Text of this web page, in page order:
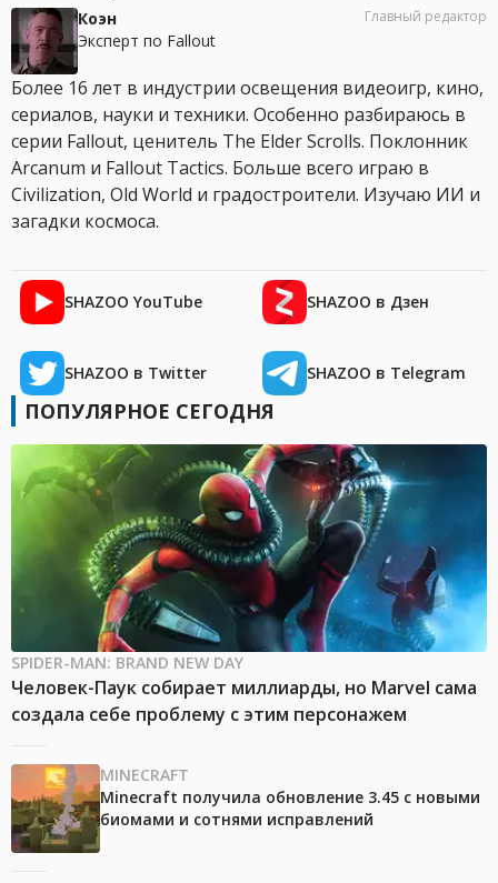
Коэн
Эксперт по Fallout
Главный редактор
Более 16 лет в индустрии освещения видеоигр, кино,
сериалов, науки и техники. Особенно разбираюсь в
серии Fallout, ценитель The Elder Scrolls. Поклонник
Arcanum и Fallout Tactics. Больше всего играю в
Civilization, Old World и градостроители. Изучаю ИИ и
загадки космоса.
SHAZOO YouTube SHAZOO в Дзен
SHAZOO в Twitter SHAZOO в Telegram
ПОПУЛЯРНОЕ СЕГОДНЯ
SPIDER-MAN: BRAND NEW DAY
Человек-Паук собирает миллиарды, но Marvel сама
создала себе проблему с этим персонажем
MINECRAFT
Minecraft получила обновление 3.45 с новыми
биомами и сотнями исправлений